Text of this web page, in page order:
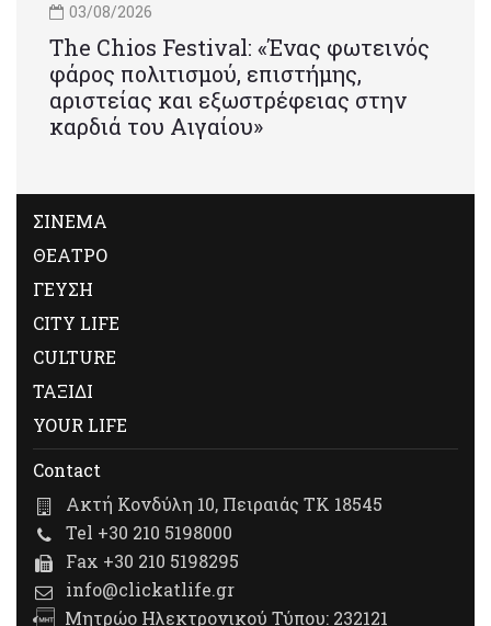
03/08/2026
Τhe Chios Festival: «Ένας φωτεινός
φάρος πολιτισμού, επιστήμης,
αριστείας και εξωστρέφειας στην
καρδιά του Αιγαίου»
ΣΙΝΕΜΑ
ΘΕΑΤΡΟ
ΓΕΥΣΗ
CITY LIFE
CULTURE
ΤΑΞΙΔΙ
YOUR LIFE
Contact
Ακτή Κονδύλη 10, Πειραιάς ΤΚ 18545
Tel +30 210 5198000
Fax +30 210 5198295
info@clickatlife.gr
Μητρώο Ηλεκτρονικού Τύπου: 232121